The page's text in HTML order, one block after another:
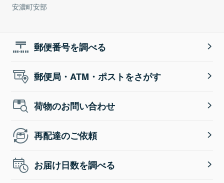
安濃町安部
郵便番号を調べる
郵便局・ATM・ポストをさがす
荷物のお問い合わせ
再配達のご依頼
お届け日数を調べる